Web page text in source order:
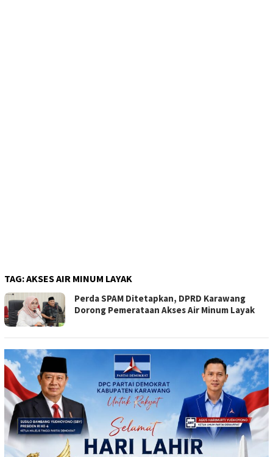
TAG:AKSES AIR MINUM LAYAK
Perda SPAM Ditetapkan, DPRD Karawang
Dorong Pemerataan Akses Air Minum Layak